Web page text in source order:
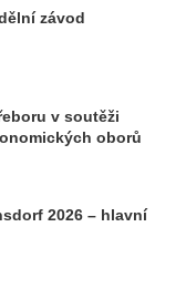
závod
v soutěži
oborů
2026 – hlavní